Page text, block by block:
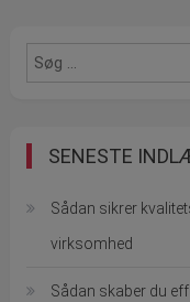
SENESTE
Sådan sikrer
virksomhed
Sådan skaber du